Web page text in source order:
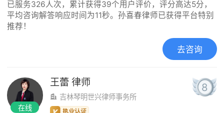
已服务326人次，累计获得39个用户评价，评分高达5分，
平均咨询解答响应时间为11秒。孙喜春律师已获得平台特别
推荐！
去咨询
在线
王蕾 律师
吉林琴明世兴律师事务所
8